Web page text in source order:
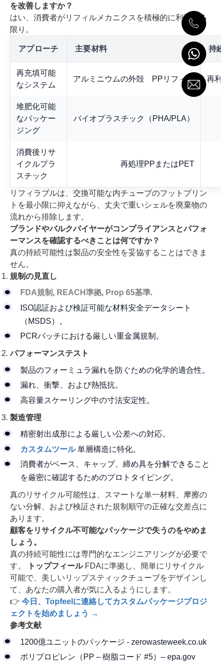
を改善しますか？
はい、消費者がリフィルメカニクスを積極的に利用する
限り。
アプローチ 主要材料 持
再充填可能
なシステム
アルミニウムの外殻 PPリフィル 再
堆肥化可能
なパッケー
ジング
バイオプラスチック（PHA/PLA）
消費後リサ
イクルプラ
スチック
再処理PPまたはPET
リフィラブルは、交換可能な内チューブのフットプリン
トを最小限に抑えながら、丈夫で重いシェルを廃棄物の
流れから排除します。
ブランドやバルクバイヤーがコンプライアンスとパフォ
ーマンスを確認するべきことは何ですか？
真の持続可能性は製品の安全性を妥協することはできま
せん。
規制の見直し
FDA規制 , REACH準拠, Prop 65基準.
ISO認証および検証可能な材料安全データシート
（MSDS）。
PCRバッチにおける厳しい重金属規制。
パフォーマンステスト
製品のフォーミュラ漏れを防ぐための化学的適合性。
漏れ、衝撃、および熱抵抗。
高容量スケーリング中の寸法安定性。
製造管理
精密射出成形による厳しい公差への対応。
カスタムツール単層構造に特化。
消費者がベース、キャップ、締め具を分解できること
を厳密に確認するためのプロトタイピング。
真のリサイクル可能性は、スマートな単一材料、摩擦の
ない分解、および検証された規制順守の正確な交差点に
あります。
顧客をリサイクル不可能なパッケージで失うのをやめま
しょう。
真の持続可能性には専門的なエンジニアリングが必要で
す。
トップフィールFDAに準拠し、簡単にリサイクル
可能で、美しいリップスティックチューブをデザインし
て、あなたの購入者が気に入るようにします。
👉 今日、Topfeelに連絡してカスタムパッケージプロジ
ェクトを始めましょう →
参考文献
1200億ユニットのパッケージ - zerowasteweek.co.uk
ポリプロピレン（PP – 樹脂コード #5）– epa.gov